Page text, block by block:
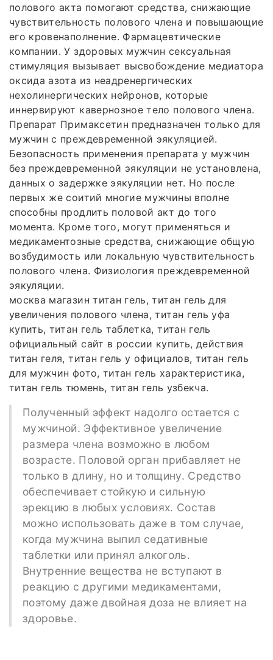
полового акта помогают средства, снижающие
чувствительность полового члена и повышающие
его кровенаполнение. Фармацевтические
компании. У здоровых мужчин сексуальная
стимуляция вызывает высвобождение медиатора
оксида азота из неадренергических
нехолинергических нейронов, которые
иннервируют кавернозное тело полового члена.
Препарат Примаксетин предназначен только для
мужчин с преждевременной эякуляцией.
Безопасность применения препарата у мужчин
без преждевременной эякуляции не установлена,
данных о задержке эякуляции нет. Но после
первых же соитий многие мужчины вполне
способны продлить половой акт до того
момента. Кроме того, могут применяться и
медикаментозные средства, снижающие общую
возбудимость или локальную чувствительность
полового члена. Физиология преждевременной
эякуляции.
москва магазин титан гель, титан гель для
увеличения полового члена, титан гель уфа
купить, титан гель таблетка, титан гель
официальный сайт в россии купить, действия
титан геля, титан гель у официалов, титан гель
для мужчин фото, титан гель характеристика,
титан гель тюмень, титан гель узбекча.
Полученный эффект надолго остается с
мужчиной. Эффективное увеличение
размера члена возможно в любом
возрасте. Половой орган прибавляет не
только в длину, но и толщину. Средство
обеспечивает стойкую и сильную
эрекцию в любых условиях. Состав
можно использовать даже в том случае,
когда мужчина выпил седативные
таблетки или принял алкоголь.
Внутренние вещества не вступают в
реакцию с другими медикаментами,
поэтому даже двойная доза не влияет на
здоровье.